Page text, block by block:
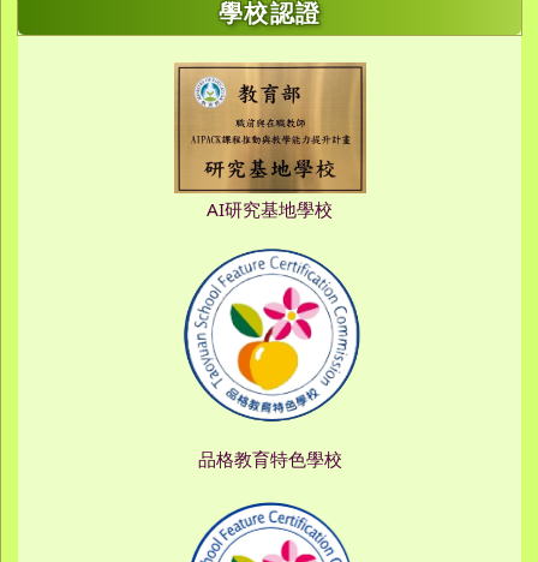
學校認證
AI研究基地學校
品格教育特色學校